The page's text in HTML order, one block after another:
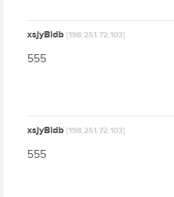
xsjyBldb[198.251.72.103]
555
xsjyBldb[198.251.72.103]
555